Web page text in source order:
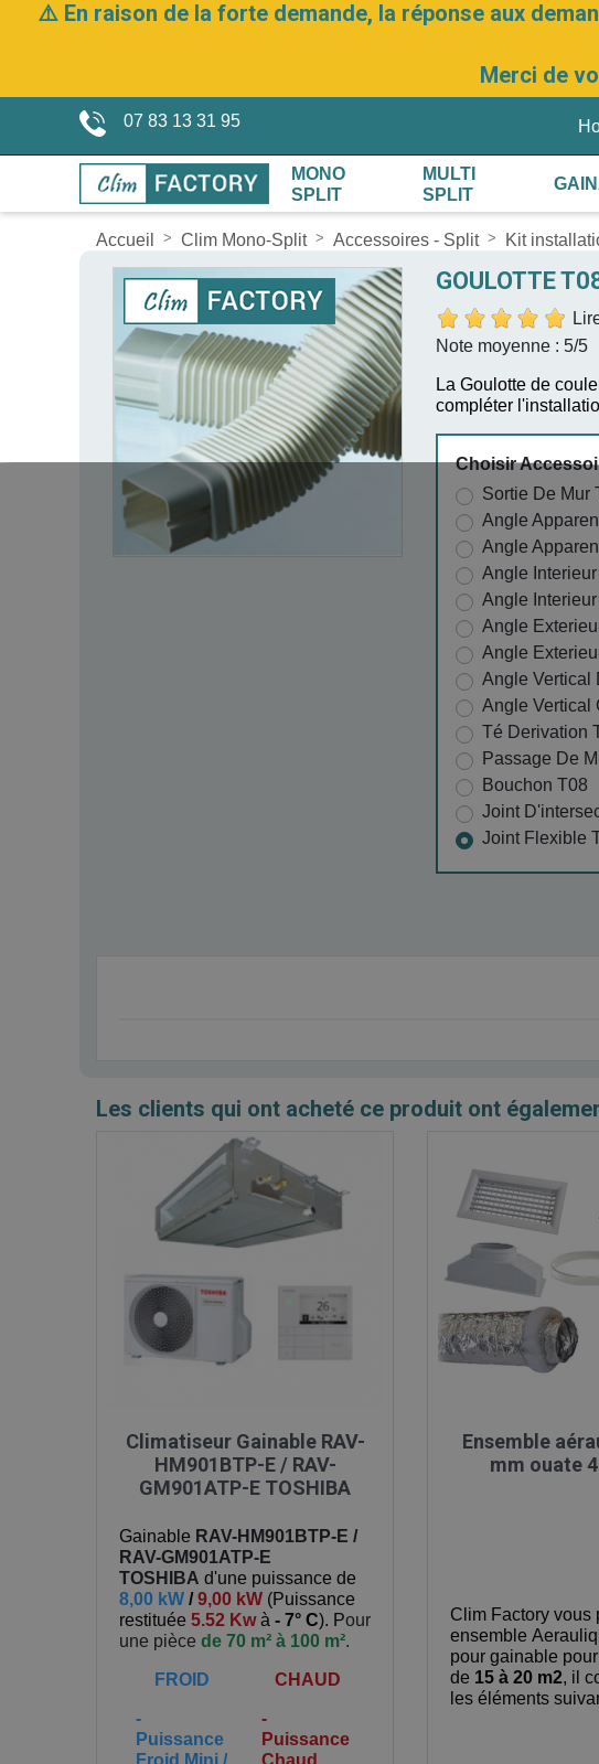
⚠️ En raison de la forte demande, la réponse aux
Merci de
07 83 13 31 95
MONO
SPLIT
MULTI
SPLIT
Accueil Clim Mono-Split Accessoires - Split Kit
GOULOTTE
Note moyenne : 5/5
La Goulotte de
compléter
Choisir
Sortie De Mur
Angle
Angle
Angle
Angle
Angle
Angle
Angle Vertical
Angle Vertical
Té Derivation
Passage De
Bouchon T08
Joint
Joint Flexible
Les clients qui ont acheté ce produit ont
Climatiseur Gainable RAV-
HM901BTP-E / RAV-
GM901ATP-E TOSHIBA
Gainable RAV-HM901BTP-E /
RAV-GM901ATP-E
TOSHIBA d'une puissance de
8,00 kW /9,00 kW (Puissance
restituée 5.52 Kwà - 7° C). Pour
une pièce de 70 m² à 100 m².
FROID
-
Puissance
Froid Mini /
CHAUD
-
Puissance
Chaud
Ensemble
mm ouate
Clim Factory vous
ensemble
pour gainable
de 15 à 20 m2, il
les éléments